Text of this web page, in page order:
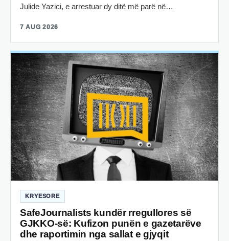
Julide Yazici, e arrestuar dy ditë më parë në…
7 AUG 2026
KRYESORE
SafeJournalists kundër rregullores së
GJKKO-së: Kufizon punën e gazetarëve
dhe raportimin nga sallat e gjyqit